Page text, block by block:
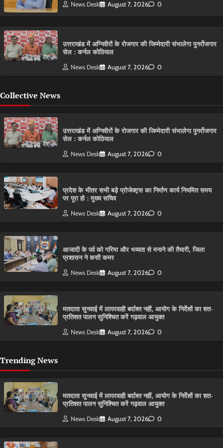
News Desk August 7, 2026 0
उत्तराखंड में अग्निवीरों के रोजगार की जिम्मेदारी संभालेगा पुनर्रोजगार
सेल : कर्नल कोठियाल
News Desk August 7, 2026 0
Collective News
उत्तराखंड में अग्निवीरों के रोजगार की जिम्मेदारी संभालेगा पुनर्रोजगार
सेल : कर्नल कोठियाल
News Desk August 7, 2026 0
प्रदेश के भीतर सभी बड़े प्रोजेक्ट्स का निर्माण कार्य नियमित समय
पर पूरा हो : मुख्य सचिव
News Desk August 7, 2026 0
आजादी के पर्व को गरिमा और भव्यता से मनाने की तैयारी, जिला
प्रशासन ने कसी कमर
News Desk August 7, 2026 0
मतदाता सुनवाई में लापरवाही बर्दाश्त नहीं, आयोग के निर्देशों का शत-
प्रतिशत पालन सुनिश्चित करें गढ़वाल आयुक्त
News Desk August 7, 2026 0
Trending News
मतदाता सुनवाई में लापरवाही बर्दाश्त नहीं, आयोग के निर्देशों का शत-
प्रतिशत पालन सुनिश्चित करें गढ़वाल आयुक्त
News Desk August 7, 2026 0